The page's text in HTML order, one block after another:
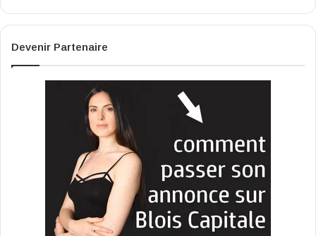
Devenir Partenaire